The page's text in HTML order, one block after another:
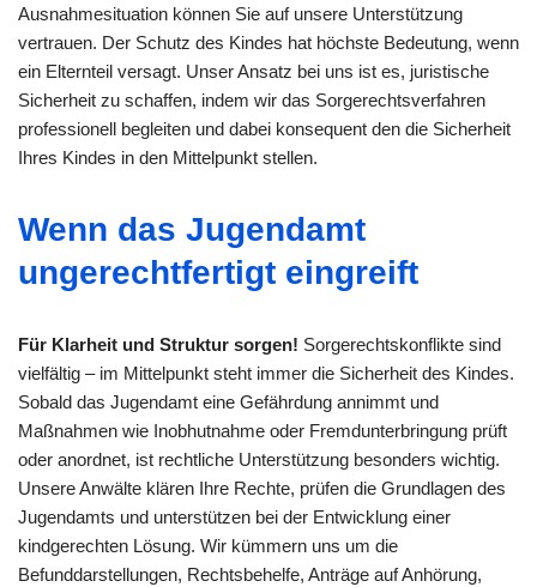
Ausnahmesituation können Sie auf unsere Unterstützung
vertrauen. Der Schutz des Kindes hat höchste Bedeutung, wenn
ein Elternteil versagt. Unser Ansatz bei uns ist es, juristische
Sicherheit zu schaffen, indem wir das Sorgerechtsverfahren
professionell begleiten und dabei konsequent den die Sicherheit
Ihres Kindes in den Mittelpunkt stellen.
Wenn das Jugendamt
ungerechtfertigt eingreift
Für Klarheit und Struktur sorgen! Sorgerechtskonflikte sind
vielfältig – im Mittelpunkt steht immer die Sicherheit des Kindes.
Sobald das Jugendamt eine Gefährdung annimmt und
Maßnahmen wie Inobhutnahme oder Fremdunterbringung prüft
oder anordnet, ist rechtliche Unterstützung besonders wichtig.
Unsere Anwälte klären Ihre Rechte, prüfen die Grundlagen des
Jugendamts und unterstützen bei der Entwicklung einer
kindgerechten Lösung. Wir kümmern uns um die
Befunddarstellungen, Rechtsbehelfe, Anträge auf Anhörung,